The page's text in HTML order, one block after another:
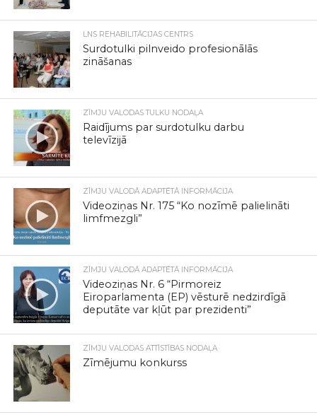
LNS REHABILITĀCIJAS CENTRS
Surdotulki pilnveido profesionālās
zināšanas
ZĪMJU VALODAS TULKU NODAĻA
Raidījums par surdotulku darbu
televīzijā
ZĪMJU VALODĀ ADAPTĒTĀ INFORMĀCIJA
Videoziņas Nr. 175 “Ko nozīmē palielināti
limfmezgli”
ZĪMJU VALODĀ ADAPTĒTĀ INFORMĀCIJA
Videoziņas Nr. 6 “Pirmoreiz
Eiroparlamenta (EP) vēsturē nedzirdīgā
deputāte var kļūt par prezidenti”
ZĪMJU VALODAS ATTĪSTĪBAS NODAĻA
Zīmējumu konkurss